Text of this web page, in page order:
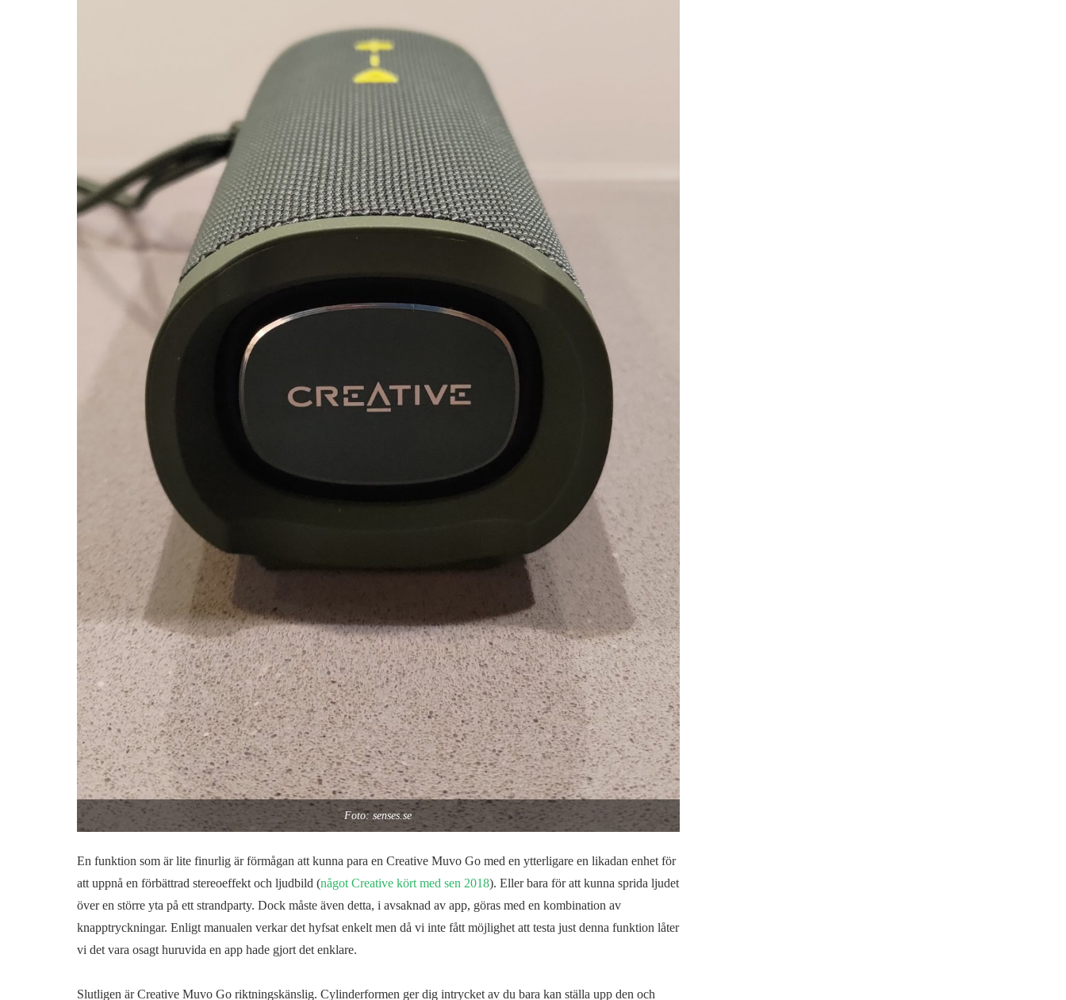
Foto: senses.se
En funktion som är lite finurlig är förmågan att kunna para en Creative Muvo Go med en ytterligare en likadan enhet för
att uppnå en förbättrad stereoeffekt och ljudbild (något Creative kört med sen 2018). Eller bara för att kunna sprida ljudet
över en större yta på ett strandparty. Dock måste även detta, i avsaknad av app, göras med en kombination av
knapptryckningar. Enligt manualen verkar det hyfsat enkelt men då vi inte fått möjlighet att testa just denna funktion låter
vi det vara osagt huruvida en app hade gjort det enklare.
Slutligen är Creative Muvo Go riktningskänslig. Cylinderformen ger dig intrycket av du bara kan ställa upp den och